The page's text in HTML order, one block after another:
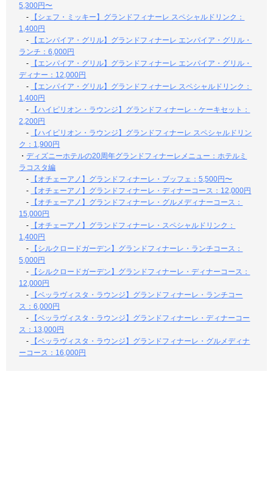
5,300円〜
-
【シェフ・ミッキー】グランドフィナーレ スペシャルドリンク：
1,400円
-
【エンパイア・グリル】グランドフィナーレ エンパイア・グリル・
ランチ：6,000円
-
【エンパイア・グリル】グランドフィナーレ エンパイア・グリル・
ディナー：12,000円
-
【エンパイア・グリル】グランドフィナーレ スペシャルドリンク：
1,400円
-
【ハイピリオン・ラウンジ】グランドフィナーレ・ケーキセット：
2,200円
-
【ハイピリオン・ラウンジ】グランドフィナーレ スペシャルドリン
ク：1,900円
・ディズニーホテルの20周年グランドフィナーレメニュー：ホテルミ
ラコスタ編
-
【オチェーアノ】グランドフィナーレ・ブッフェ：5,500円〜
-
【オチェーアノ】グランドフィナーレ・ディナーコース：12,000円
-
【オチェーアノ】グランドフィナーレ・グルメディナーコース：
15,000円
-
【オチェーアノ】グランドフィナーレ・スペシャルドリンク：
1,400円
-
【シルクロードガーデン】グランドフィナーレ・ランチコース：
5,000円
-
【シルクロードガーデン】グランドフィナーレ・ディナーコース：
12,000円
-
【ベッラヴィスタ・ラウンジ】グランドフィナーレ・ランチコー
ス：6,000円
-
【ベッラヴィスタ・ラウンジ】グランドフィナーレ・ディナーコー
ス：13,000円
-
【ベッラヴィスタ・ラウンジ】グランドフィナーレ・グルメディナ
ーコース：16,000円